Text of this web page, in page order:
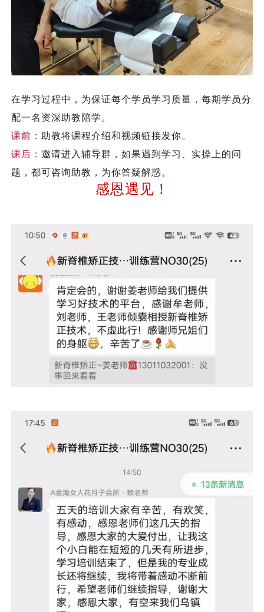
在学习过程中，为保证每个学员学习质量，每期学员分
配一名资深助教陪学。
课前： 助教将课程介绍和视频链接发你。
课后： 邀请进入辅导群，如果遇到学习、实操上的问
题，都可咨询助教，为你答疑解惑。
感恩遇见！